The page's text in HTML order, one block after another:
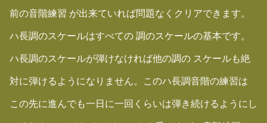
前の音階練習 が出来ていれば問題なくクリアできます。
ハ長調のスケールはすべての 調のスケールの基本です。
ハ長調のスケールが弾けなければ他の調の スケールも絶
対に弾けるようになりません。このハ長調音階の練習は
この先に進んでも一日に一回くらいは弾き続けるようにし